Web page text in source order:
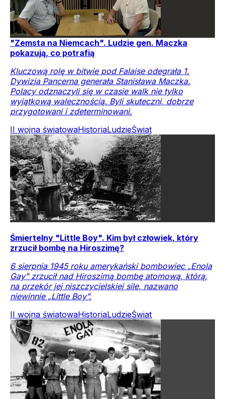
"Zemsta na Niemcach". Ludzie gen. Maczka
pokazują, co potrafią
Kluczową rolę w bitwie pod Falaise odegrała 1.
Dywizja Pancerna generała Stanisława Maczka.
Polacy odznaczyli się w czasie walk nie tylko
wyjątkową walecznością. Byli skuteczni, dobrze
przygotowani i zdeterminowani.
II wojna światowaHistoriaLudzieŚwiat
Śmiertelny "Little Boy". Kim był człowiek, który
zrzucił bombę na Hiroszimę?
6 sierpnia 1945 roku amerykański bombowiec „Enola
Gay” zrzucił nad Hiroszimą bombę atomową, którą,
na przekór jej niszczycielskiej sile, nazwano
niewinnie „Little Boy”.
II wojna światowaHistoriaLudzieŚwiat